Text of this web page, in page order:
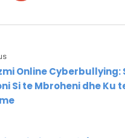
Online Cyberbullying:
Si te Mbroheni dhe Ku